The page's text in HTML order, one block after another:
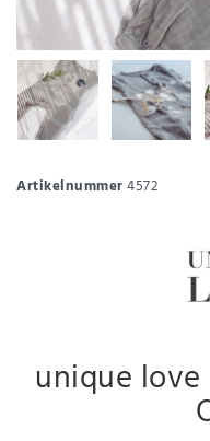
Artikelnummer4572
unique